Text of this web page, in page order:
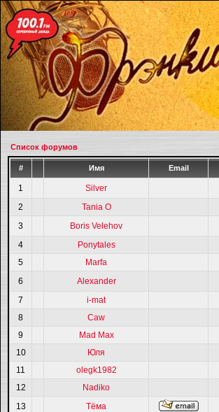
Список форумов
# Имя Email
1
Silver
2
Tania O
3
Boris Velehov
4
Ponytales
5
Marfa
6
Alexander
7
i-mat
8
Caw
9
Mad Max
10
Юля
11
olegk1982
12
Nadiko
13
Тёма